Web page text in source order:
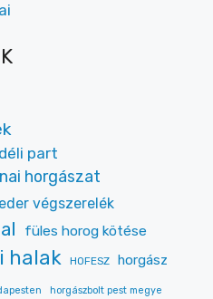
part
horgászat
végszerelék
füles horog kötése
halak HOFESZ horgász
horgászbolt pest megye